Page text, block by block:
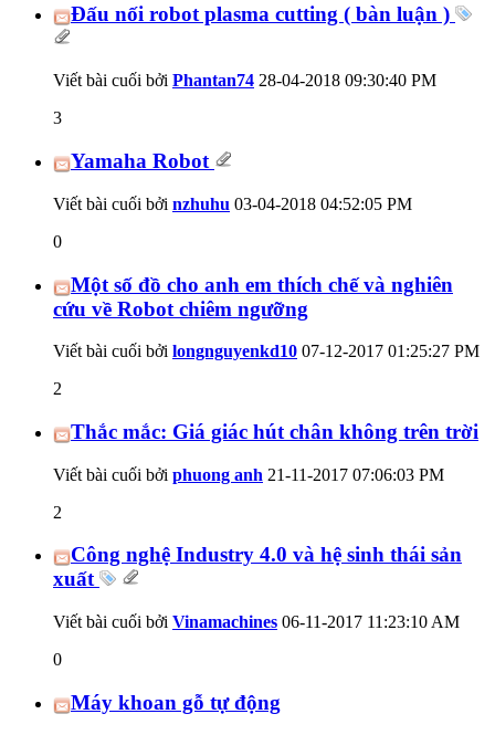
Đấu nối robot plasma cutting ( bàn luận )
Viết bài cuối bởi Phantan74 28-04-2018 09:30:40 PM
3
Yamaha Robot
Viết bài cuối bởi nzhuhu 03-04-2018 04:52:05 PM
0
Một số đồ cho anh em thích chế và nghiên
cứu về Robot chiêm ngưỡng
Viết bài cuối bởi longnguyenkd10 07-12-2017 01:25:27 PM
2
Thắc mắc: Giá giác hút chân không trên trời
Viết bài cuối bởi phuong anh 21-11-2017 07:06:03 PM
2
Công nghệ Industry 4.0 và hệ sinh thái sản
xuất
Viết bài cuối bởi Vinamachines 06-11-2017 11:23:10 AM
0
Máy khoan gỗ tự động